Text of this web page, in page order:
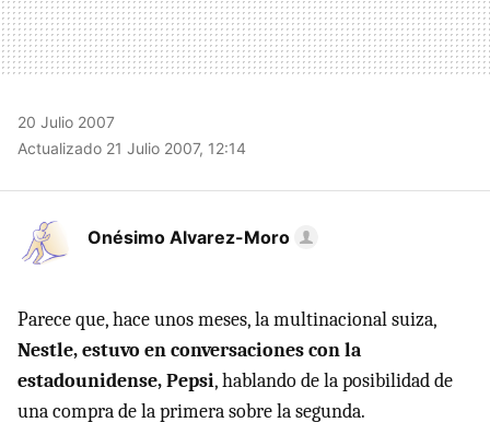
20 Julio 2007
Actualizado 21 Julio 2007, 12:14
Onésimo Alvarez-Moro
Parece que, hace unos meses, la multinacional suiza,
Nestle, estuvo en conversaciones con la
estadounidense, Pepsi, hablando de la posibilidad de
una compra de la primera sobre la segunda.